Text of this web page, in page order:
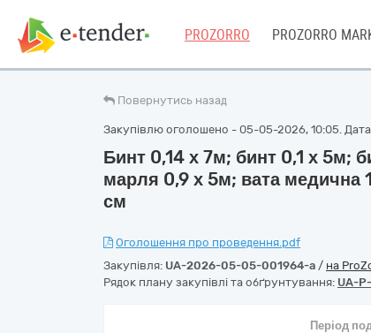
PROZORRO PROZORRO
Повернутись назад
Закупівлю оголошено - 05-05-2026, 10:05.
Бинт 0,14 х 7м; бинт 0,1 х 5м;
марля 0,9 х 5м; вата медична
см
Оголошення про проведення.pdf
Закупівля: UA-2026-05-05-001964-a / на
Рядок плану закупівлі та обґрунтування: UA-
Період